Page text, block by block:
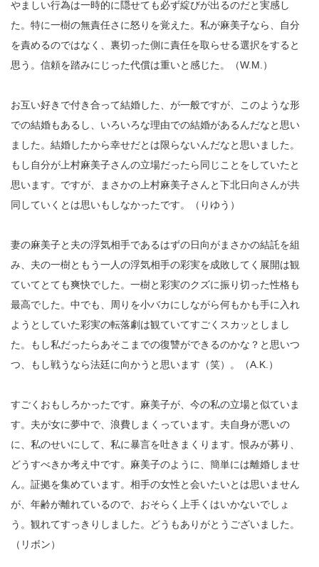
やましい行為は一時的に隠せても必ず綻びが出るのだと実感し
た。特に一樹の無責任さに怒りを覚えた。私が麻美子なら、自分
を責めるのではなく、裏切った側に責任を取らせる選択をすると
思う。信頼を踏みにじった代償は重いと感じた。（W.M.）
お互い好きで付き合って結婚した、が一般ですが、このような形
での結婚もあるし、いろいろな理由での結婚があるんだなと思い
ました。結婚したから幸せだとは限らないんだなと思いました。
もし自分が上村麻美子さんの立場だったら同じことをしていたと
思います。ですが、まさかの上村麻美子さんと下北日向さんが共
同していくとは思いもしなかったです。（りゆう）
妻の麻美子と夫の浮気相手であるはずの日向がまさかの結託を組
み、夫の一樹ともう一人の浮気相手の彩実を成敗してく展開は観
ていてとても爽快でした。一樹と彩実のクズに振り切った性格も
最高でした。中でも、周りを小バカにしながら何もかも手に入れ
ようとしていた彩実の転落劇は観ていてすごくスカッとしまし
た。もし私だったらあそこまでの復讐ができるのかな？と思いつ
つ、もし戦うなら法廷に向かうと思います（笑）。（A.K.）
すごくおもしろかったです。麻美子が、今の私の立場と似ていま
す。夫が女に夢中で、浪費しまくっています。夫自身が悪いの
に、私のせいにして、私に暴言を吐きまくります。恨みが募り、
どうすべきか考え中です。麻美子のように、簡単には離婚しませ
ん。証拠を集めています。相手の女性と会いたいとは思いません
が、年齢が離れているので、おそらく上手くはいかないでしょ
う。観れてすっきりしました。どうもありがとうございました。
（リボン）